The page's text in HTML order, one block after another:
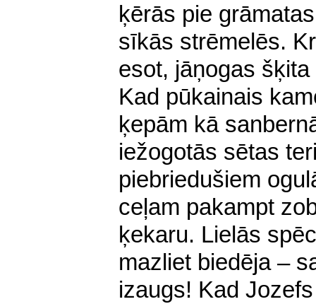
ķērās pie
sīkās strēmelēs.
esot, jāņogas
Kad pūkainais
ķepām kā
iežogotās sētas
piebriedušiem
ceļam pakampt
ķekaru. Lielās
mazliet biedēja –
izaugs! Kad